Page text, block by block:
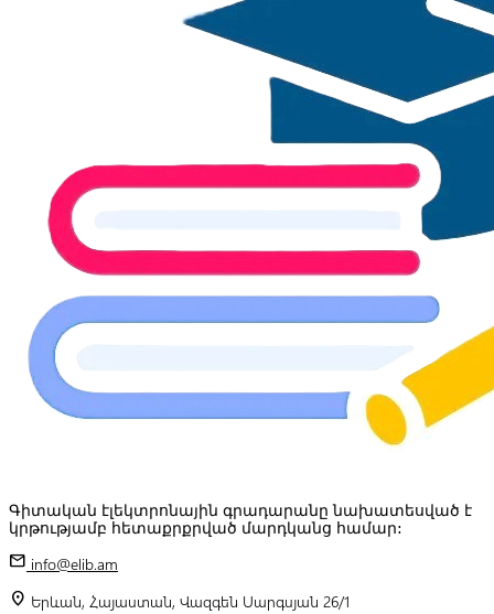
Գիտական էլեկտրոնային գրադարանը նախատեսված է
կրթությամբ հետաքրքրված մարդկանց համար:
mail info@elib.am
location_on Երևան, Հայաստան, Վազգեն Սարգսյան 26/1